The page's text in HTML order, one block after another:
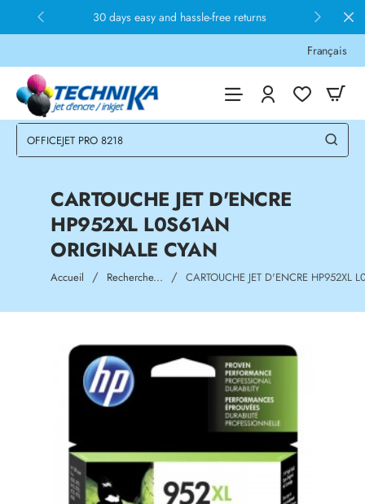
30 days easy and hassle-free returns
Français
CARTOUCHE JET D'ENCRE
HP952XL L0S61AN
ORIGINALE CYAN
Accueil homeRecherche... CARTOUCHE JET D'ENCRE HP952XL